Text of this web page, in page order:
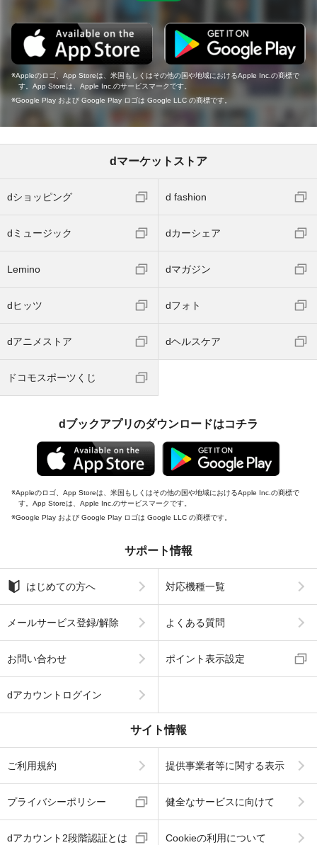
Appleのロゴ、App Storeは、米国もしくはその他の国や地域におけるApple Inc.の商標で
す。App Storeは、Apple Inc.のサービスマークです。
Google Play および Google Play ロゴは Google LLC の商標です。
dマーケットストア
dショッピング d fashion
dミュージック dカーシェア
Lemino dマガジン
dヒッツ dフォト
dアニメストア dヘルスケア
ドコモスポーツくじ
dブックアプリのダウンロードはコチラ
Appleのロゴ、App Storeは、米国もしくはその他の国や地域におけるApple Inc.の商標で
す。App Storeは、Apple Inc.のサービスマークです。
Google Play および Google Play ロゴは Google LLC の商標です。
サポート情報
はじめての方へ 対応機種一覧
メールサービス登録/解除 よくある質問
お問い合わせ ポイント表示設定
dアカウントログイン
サイト情報
ご利用規約 提供事業者等に関する表示
プライバシーポリシー 健全なサービスに向けて
dアカウント2段階認証とは Cookieの利用について